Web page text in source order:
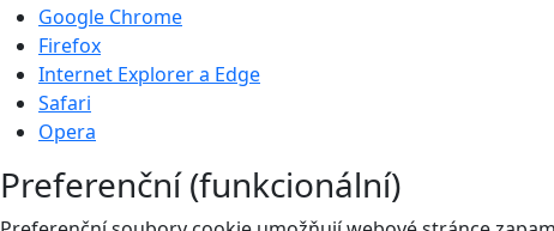
Google Chrome
Firefox
Internet Explorer a Edge
Safari
Opera
Preferenční (funkcionální)